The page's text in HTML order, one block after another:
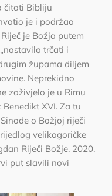
čitati Bibliju
je i podržao
je Božja putem
trčati i
župama diljem
Neprekidno
zaživjelo je u Rimu
XVI. Za tu
o Božjoj riječi
velikogoričke
Riječi Božje. 2020.
put slavili novi